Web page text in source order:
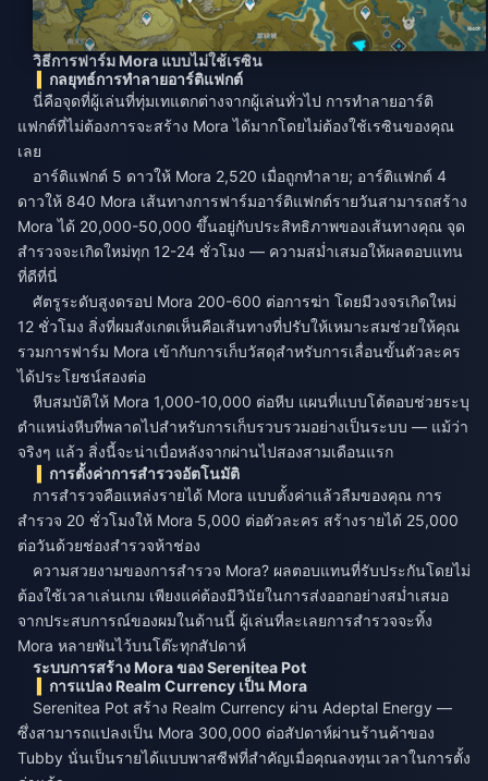
วิธีการฟาร์ม Mora แบบไม่ใช้เรซิน
กลยุทธ์การทำลายอาร์ติแฟกต์
นี่คือจุดที่ผู้เล่นที่ทุ่มเทแตกต่างจากผู้เล่นทั่วไป การทำลายอาร์ติ
แฟกต์ที่ไม่ต้องการจะสร้าง Mora ได้มากโดยไม่ต้องใช้เรซินของคุณ
เลย
อาร์ติแฟกต์ 5 ดาวให้ Mora 2,520 เมื่อถูกทำลาย; อาร์ติแฟกต์ 4
ดาวให้ 840 Mora เส้นทางการฟาร์มอาร์ติแฟกต์รายวันสามารถสร้าง
Mora ได้ 20,000-50,000 ขึ้นอยู่กับประสิทธิภาพของเส้นทางคุณ จุด
สำรวจจะเกิดใหม่ทุก 12-24 ชั่วโมง — ความสม่ำเสมอให้ผลตอบแทน
ที่ดีที่นี่
ศัตรูระดับสูงดรอป Mora 200-600 ต่อการฆ่า โดยมีวงจรเกิดใหม่
12 ชั่วโมง สิ่งที่ผมสังเกตเห็นคือเส้นทางที่ปรับให้เหมาะสมช่วยให้คุณ
รวมการฟาร์ม Mora เข้ากับการเก็บวัสดุสำหรับการเลื่อนขั้นตัวละคร
ได้ประโยชน์สองต่อ
หีบสมบัติให้ Mora 1,000-10,000 ต่อหีบ แผนที่แบบโต้ตอบช่วยระบุ
ตำแหน่งหีบที่พลาดไปสำหรับการเก็บรวบรวมอย่างเป็นระบบ — แม้ว่า
จริงๆ แล้ว สิ่งนี้จะน่าเบื่อหลังจากผ่านไปสองสามเดือนแรก
การตั้งค่าการสำรวจอัตโนมัติ
การสำรวจคือแหล่งรายได้ Mora แบบตั้งค่าแล้วลืมของคุณ การ
สำรวจ 20 ชั่วโมงให้ Mora 5,000 ต่อตัวละคร สร้างรายได้ 25,000
ต่อวันด้วยช่องสำรวจห้าช่อง
ความสวยงามของการสำรวจ Mora? ผลตอบแทนที่รับประกันโดยไม่
ต้องใช้เวลาเล่นเกม เพียงแค่ต้องมีวินัยในการส่งออกอย่างสม่ำเสมอ
จากประสบการณ์ของผมในด้านนี้ ผู้เล่นที่ละเลยการสำรวจจะทิ้ง
Mora หลายพันไว้บนโต๊ะทุกสัปดาห์
ระบบการสร้าง Mora ของ Serenitea Pot
การแปลง Realm Currency เป็น Mora
Serenitea Pot สร้าง Realm Currency ผ่าน Adeptal Energy —
ซึ่งสามารถแปลงเป็น Mora 300,000 ต่อสัปดาห์ผ่านร้านค้าของ
Tubby นั่นเป็นรายได้แบบพาสซีฟที่สำคัญเมื่อคุณลงทุนเวลาในการตั้ง